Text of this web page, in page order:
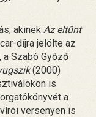
akinek Az eltűnt
díjra jelölte az
a Szabó Győző
(2000)
is
a
versenyen is